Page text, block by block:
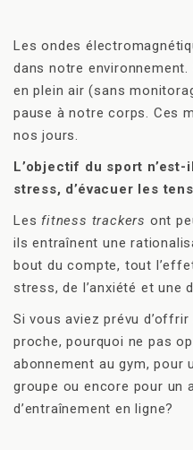
Les ondes
dans notre
en plein air (sans
pause à notre corps. Ces
nos jours.
L’objectif du sport
stress, d’évacuer les
Les fitness trackers ont
ils entraînent une
bout du compte, tout
stress, de l’anxiété et une
Si vous aviez prévu
proche, pourquoi ne pas
abonnement au gym, pour
groupe ou encore pour un
d’entraînement en ligne?